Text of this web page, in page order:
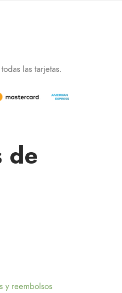
las tarjetas.
de
y reembolsos